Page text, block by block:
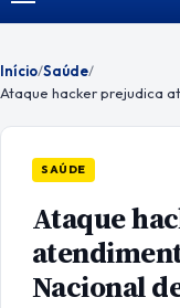
Menu
Início/Saúde/
Ataque hacker prejudica
SAÚDE
Ataque
Nacional